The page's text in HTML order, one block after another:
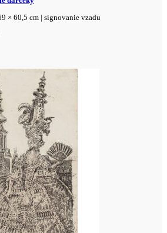
× 60,5 cm | signovanie vzadu